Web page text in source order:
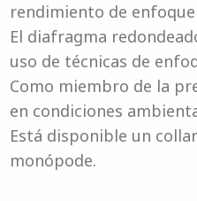
rendimiento de
El diafragma
uso de técnicas de
Como miembro de la
en condiciones
Está disponible un
monópode.